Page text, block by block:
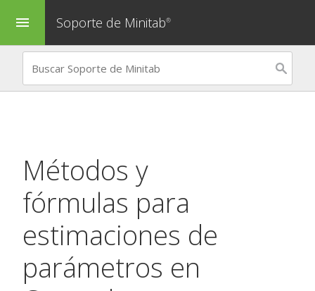
menu Soporte de Minitab®
Métodos y
fórmulas para
estimaciones de
parámetros en